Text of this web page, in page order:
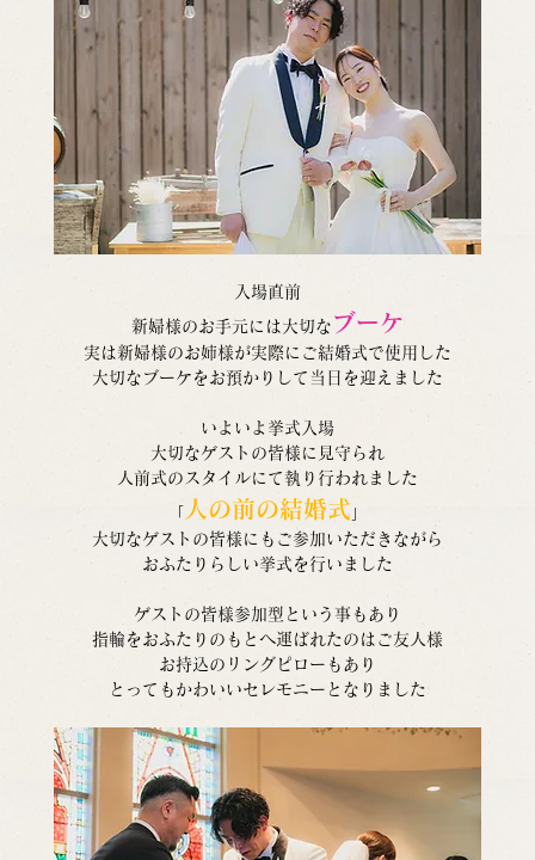
入場直前
新婦様のお手元には大切な ブーケ
実は新婦様のお姉様が実際にご結婚式で使用した
大切なブーケをお預かりして当日を迎えました
いよいよ挙式入場
大切なゲストの皆様に見守られ
人前式のスタイルにて執り行われました
「人の前の結婚式 」
大切なゲストの皆様にもご参加いただきながら
おふたりらしい挙式を行いました
ゲストの皆様参加型という事もあり
指輪をおふたりのもとへ運ばれたのはご友人様
お持込のリングピローもあり
とってもかわいいセレモニーとなりました